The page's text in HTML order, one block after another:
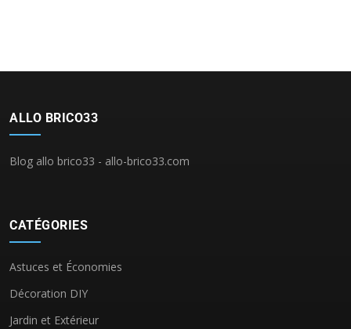
ALLO BRICO33
Blog allo brico33 - allo-brico33.com
CATÉGORIES
Astuces et Économies
Décoration DIY
Jardin et Extérieur